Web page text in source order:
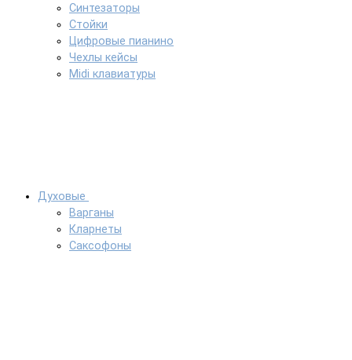
Синтезаторы
Стойки
Цифровые пианино
Чехлы кейсы
Midi клавиатуры
Духовые
Варганы
Кларнеты
Саксофоны